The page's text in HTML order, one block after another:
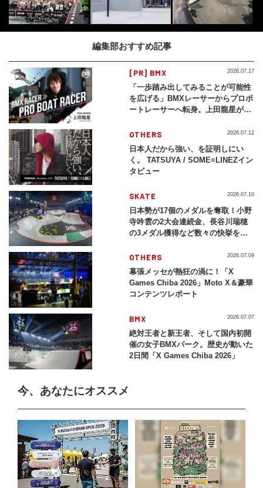
編集部おすすめ記事
[PR] BMX
「一歩踏み出してみることが可能性
を広げる」BMXレーサーからプロボ
ートレーサーへ転身。上田龍星が体
2026.07.17
OTHERS
日本人だから強い、を証明しにい
く。 TATSUYA / SOME≡LINEZイン
タビュー
2026.07.12
SKATE
日本勢が17個のメダルを奪取！小野
寺吟雲の2大会連続金、長谷川瑞穂
の3メダル獲得など数々の快挙をプ
2026」
2026.07.10
OTHERS
幕張メッセが熱狂の渦に！「X
Games Chiba 2026」Moto X＆豪華
コンテンツレポート
2026.07.09
BMX
絶対王者と新王者、そして国内初開
催の女子BMXパーク。歴史が動いた
2日間「X Games Chiba 2026」
2026.07.07
今、あなたにオススメ